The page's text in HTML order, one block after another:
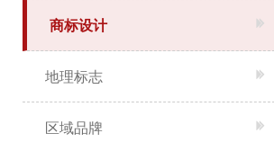
商标设计
地理标志
区域品牌